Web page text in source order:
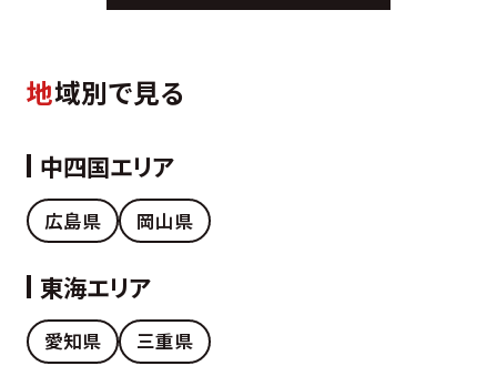
地域別で見る
中四国エリア
広島県 岡山県
東海エリア
愛知県 三重県